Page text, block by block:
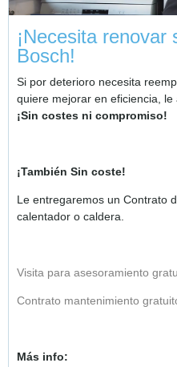
¡Necesita
Bosch!
Si por deterioro necesita
quiere mejorar en eficiencia,
¡Sin costes ni compromiso!
¡También Sin coste!
Le entregaremos un Contrato
calentador o caldera.
Visita para asesoramiento
Contrato mantenimiento
Más info: